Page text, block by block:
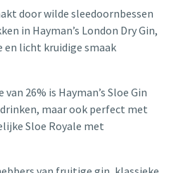
door wilde sleedoornbessen
in Hayman’s London Dry Gin,
en licht kruidige smaak
26% is Hayman’s Sloe Gin
maar ook perfect met
Sloe Royale met